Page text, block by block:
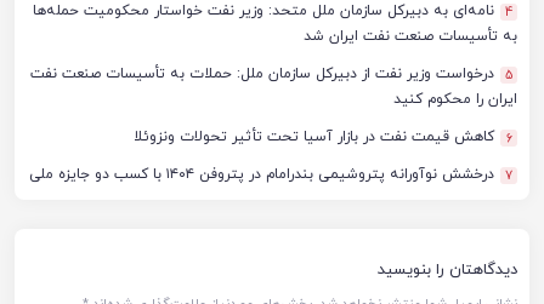
4 نامه‌ای به دبیرکل سازمان ملل متحد: وزیر نفت خواستار محکومیت حمله‌ها
به تأسیسات صنعت نفت ایران شد
5 درخواست وزیر نفت از دبیرکل سازمان ملل: حملات به تأسیسات صنعت نفت
ایران را محکوم کنید
6 کاهش قیمت نفت در بازار آسیا تحت تأثیر تحولات ونزوئلا
7 درخشش نوآورانه پتروشیمی بندرامام در پتروفن ۱۴۰۴ با کسب دو جایزه ملی
دیدگاهتان را بنویسید